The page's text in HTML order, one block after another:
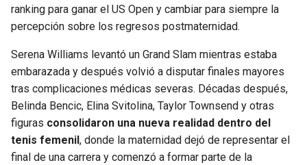
BUCCANEERS
ranking para ganar el US Open y cambiar para siempre la
percepción sobre los regresos postmaternidad.
Serena Williams levantó un Grand Slam mientras estaba
embarazada y después volvió a disputar finales mayores
tras complicaciones médicas severas. Décadas después,
Belinda Bencic, Elina Svitolina, Taylor Townsend y otras
figuras consolidaron una nueva realidad dentro del
tenis femenil , donde la maternidad dejó de representar el
final de una carrera y comenzó a formar parte de la